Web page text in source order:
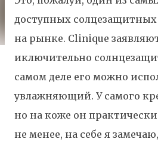
доступных солцезащитных
на рынке. Clinique
иключительно
самом деле его можно
увлажняющий. У самого
но на коже он
не менее, на себе я